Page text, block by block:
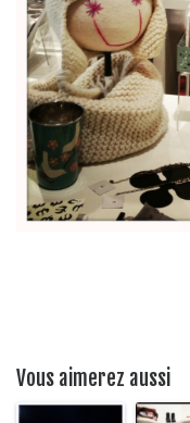
Vous aimerez aussi